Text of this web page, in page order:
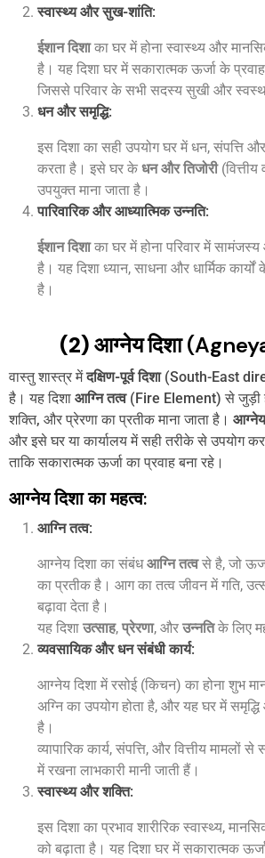
स्वास्थ्य और सुख-शांति:
ईशान दिशाका घर में होना स्वास्थ्य और
है। यह दिशा घर में सकारात्मक ऊर्जा के
जिससे परिवार के सभी सदस्य सुखी और
धन और समृद्धि:
इस दिशा का सही उपयोग घर में धन, संपत्ति
करता है। इसे घर के धन और तिजोरी
उपयुक्त माना जाता है।
पारिवारिक और आध्यात्मिक उन्नति:
ईशान दिशाका घर में होना परिवार में
है। यह दिशा ध्यान, साधना और धार्मिक
है।
(2) आग्नेय दिशा
वास्तु शास्त्र मेंदक्षिण-पूर्व दिशा(South-East
है। यह दिशा आग्नि तत्व(Fire Element) से जुड़ी
शक्ति, और प्रेरणा का प्रतीक माना जाता है। आग्नेय
और इसे घर या कार्यालय में सही तरीके से उपयोग
ताकि सकारात्मक ऊर्जा का प्रवाह बना रहे।
आग्नेय दिशा का महत्व:
आग्नि तत्व:
आग्नेय दिशा का संबंधआग्नि तत्वसे है, जो
का प्रतीक है। आग का तत्व जीवन में गति,
बढ़ावा देता है।
यह दिशा उत्साह, प्रेरणा, और उन्नतिके लिए
व्यवसायिक और धन संबंधी कार्य:
आग्नेय दिशा में रसोई (किचन) का होना शुभ
अग्नि का उपयोग होता है, और यह घर में
है।
व्यापारिक कार्य, संपत्ति, और वित्तीय मामलों
में रखना लाभकारी मानी जाती हैं।
स्वास्थ्य और शक्ति:
इस दिशा का प्रभाव शारीरिक स्वास्थ्य,
को बढ़ाता है। यह दिशा घर में सकारात्मक